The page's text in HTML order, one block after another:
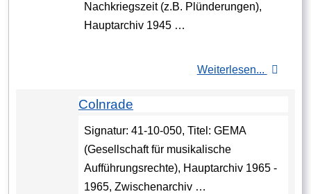
Nachkriegszeit (z.B. Plünderungen),
Hauptarchiv 1945 …
Weiterlesen...
Colnrade
Signatur: 41-10-050, Titel: GEMA
(Gesellschaft für musikalische
Aufführungsrechte), Hauptarchiv 1965 -
1965, Zwischenarchiv …